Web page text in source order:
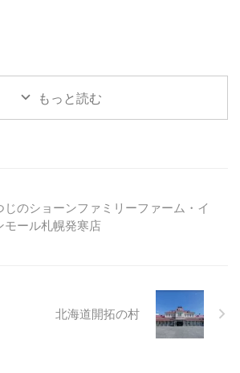
もっと読む
じのショーンファミリーファーム・イ
モール札幌発寒店
北海道開拓の村